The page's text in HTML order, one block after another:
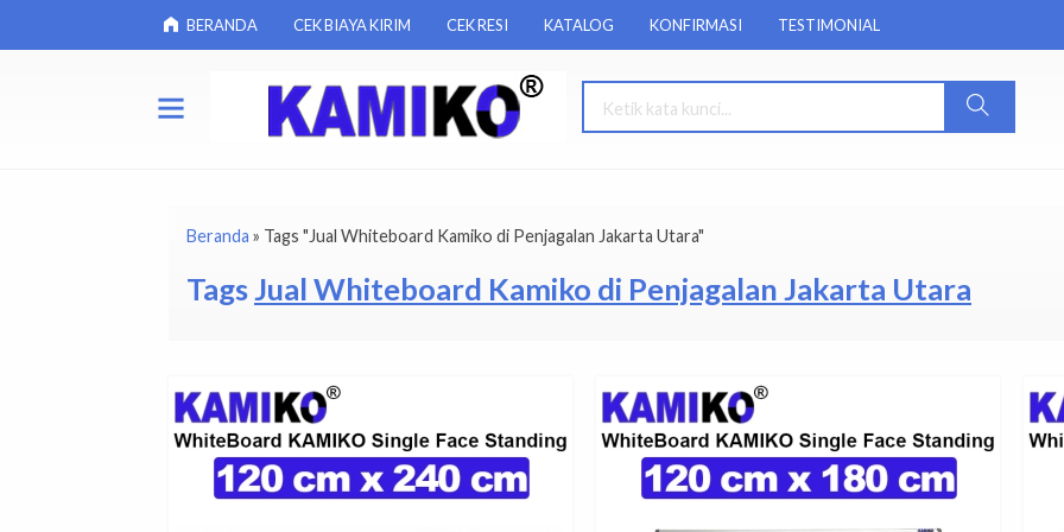
BERANDA CEK BIAYA KIRIM CEK RESI KATALOG KONFIRMASI TESTIMONIAL
Beranda » Tags "Jual Whiteboard Kamiko di Penjagalan Jakarta Utara"
TagsJual Whiteboard Kamiko di Penjagalan Jakarta Utara